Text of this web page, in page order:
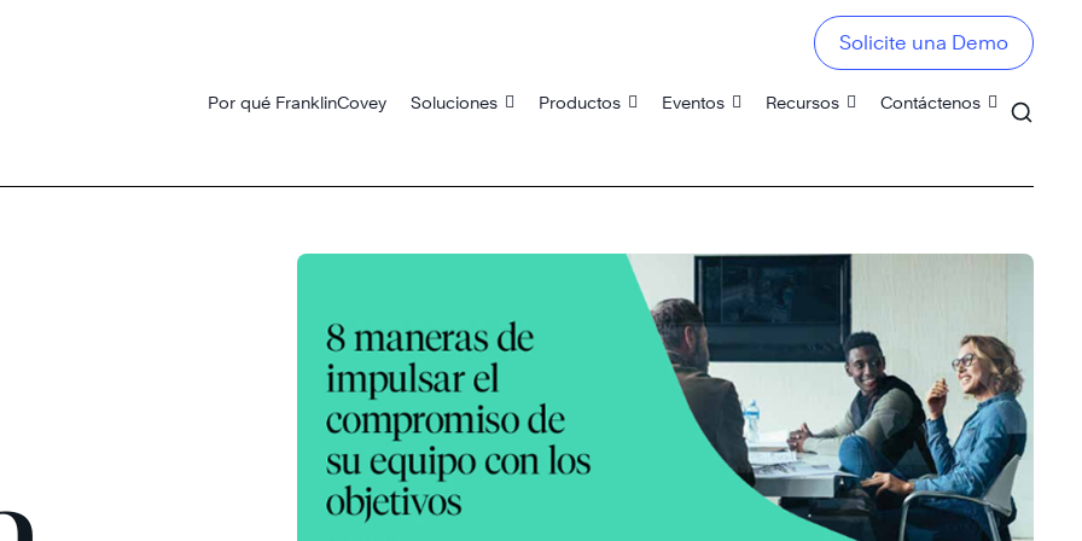
Por qué FranklinCovey Soluciones Productos Eventos Recursos Contáctenos
Solicite una Demo